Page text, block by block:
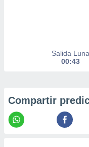
perfiles
Salida Luna
00:43
Compartir